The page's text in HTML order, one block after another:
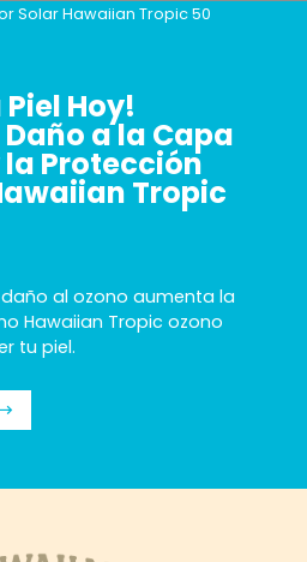
Hoy!
a la Capa
la Protección
Tropic
al ozono aumenta la
Hawaiian Tropic ozono
tu piel.